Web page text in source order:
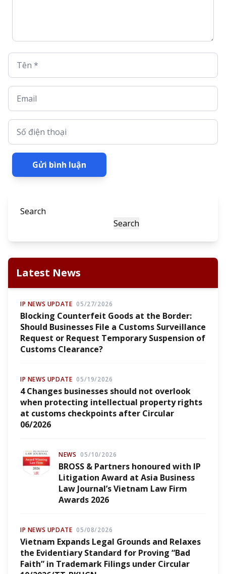
Tên *
Email
Số điện thoại
Gửi bình luận
Search
Search
Latest News
IP NEWS UPDATE 05/27/2026
Blocking Counterfeit Goods at the Border:
Should Businesses File a Customs Surveillance
Request or Request Temporary Suspension of
Customs Clearance?
IP NEWS UPDATE 05/19/2026
4 Changes businesses should not overlook
when protecting intellectual property rights
at customs checkpoints after Circular
06/2026
NEWS 05/10/2026
BROSS & Partners honoured with IP
Litigation Award at Asia Business
Law Journal’s Vietnam Law Firm
Awards 2026
IP NEWS UPDATE 05/08/2026
Vietnam Expands Legal Grounds and Relaxes
the Evidentiary Standard for Proving “Bad
Faith” in Trademark Filings under Circular